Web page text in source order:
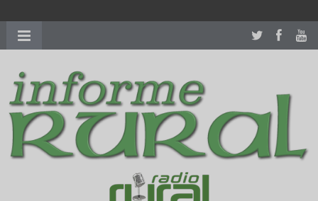
richardmillereplica
women.patekphilippe.tofor sale in usa recognized command with
dining room table ceremony. welcome to our
perfectwatches.is
shop. best youngsexdoll.comwith professional customer
services. 1: 1 design high
https://reallydiamond.com/